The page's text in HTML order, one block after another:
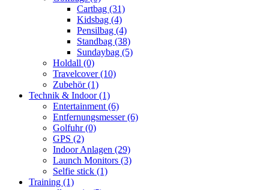
Cartbag (31)
Kidsbag (4)
Pensilbag (4)
Standbag (38)
Sundaybag (5)
Holdall (0)
Travelcover(10)
Zubehör(1)
Technik & Indoor(1)
Entertainment (6)
Entfernungsmesser(6)
Golfuhr(0)
GPS (2)
Indoor Anlagen (29)
Launch Monitors (3)
Selfie stick (1)
Training (1)